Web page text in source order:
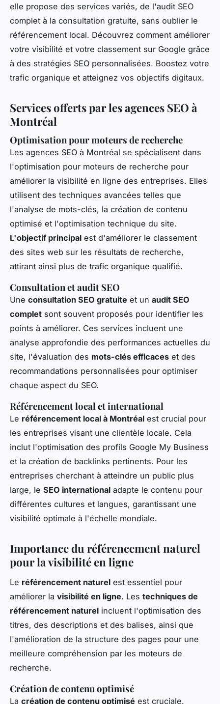
elle propose des services variés, de l'audit SEO
complet à la consultation gratuite, sans oublier le
référencement local. Découvrez comment améliorer
votre visibilité et votre classement sur Google grâce
à des stratégies SEO personnalisées. Boostez votre
trafic organique et atteignez vos objectifs digitaux.
Services offerts par les agences SEO à
Montréal
Optimisation pour moteurs de recherche
Les agences SEO à Montréal se spécialisent dans
l'optimisation pour moteurs de recherche pour
améliorer la visibilité en ligne des entreprises. Elles
utilisent des techniques avancées telles que
l'analyse de mots-clés, la création de contenu
optimisé et l'optimisation technique du site.
L'objectif principal est d'améliorer le classement
des sites web sur les résultats de recherche,
attirant ainsi plus de trafic organique qualifié.
Consultation et audit SEO
Une consultation SEO gratuite et un audit SEO
complet sont souvent proposés pour identifier les
points à améliorer. Ces services incluent une
analyse approfondie des performances actuelles du
site, l'évaluation des mots-clés efficaces et des
recommandations personnalisées pour optimiser
chaque aspect du SEO.
Référencement local et international
Le référencement local à Montréal est crucial pour
les entreprises visant une clientèle locale. Cela
inclut l'optimisation des profils Google My Business
et la création de backlinks pertinents. Pour les
entreprises cherchant à atteindre un public plus
large, le SEO international adapte le contenu pour
différentes cultures et langues, garantissant une
visibilité optimale à l'échelle mondiale.
Importance du référencement naturel
pour la visibilité en ligne
Le référencement naturel est essentiel pour
améliorer la visibilité en ligne. Les techniques de
référencement naturel incluent l'optimisation des
titres, des descriptions et des balises, ainsi que
l'amélioration de la structure des pages pour une
meilleure compréhension par les moteurs de
recherche.
Création de contenu optimisé
La création de contenu optimisé est cruciale.